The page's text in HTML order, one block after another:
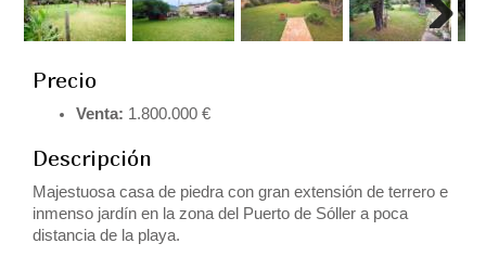
Precio
Venta: 1.800.000 €
Descripción
Majestuosa casa de piedra con gran extensión de terrero e
inmenso jardín en la zona del Puerto de Sóller a poca
distancia de la playa.